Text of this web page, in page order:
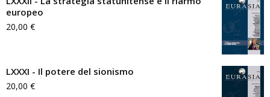
europeo
20,00 €
LXXXI - Il potere del sionismo
20,00 €